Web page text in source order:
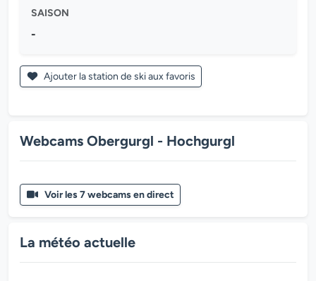
SAISON
-
Ajouter la station de ski aux favoris
Webcams Obergurgl - Hochgurgl
Voir les 7 webcams en direct
La météo actuelle